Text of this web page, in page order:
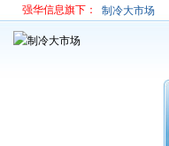
强华信息旗下： 制冷大市场